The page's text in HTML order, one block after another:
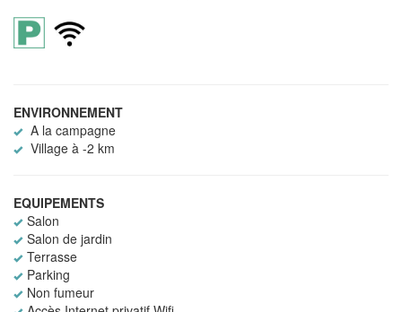
ENVIRONNEMENT
A la campagne
Village à -2 km
EQUIPEMENTS
Salon
Salon de jardin
Terrasse
Parking
Non fumeur